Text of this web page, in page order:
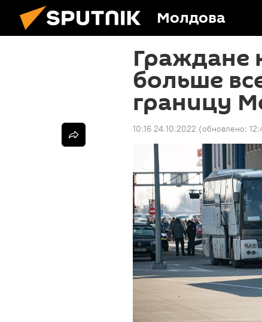
Молдова
Граждане
больше
границу
10:16 24.10.2022 (обновлено: